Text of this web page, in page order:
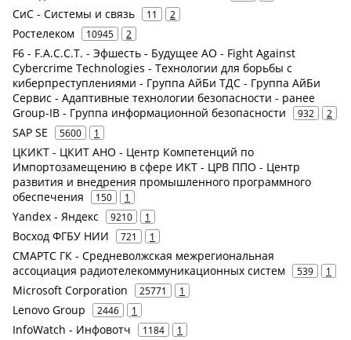
СиС - Системы и связь 11 2
Ростелеком 10945 2
F6 - F.A.С.С.T. - Эфшесть - Будущее АО - Fight Against
Cybercrime Technologies - Технологии для борьбы с
киберпреступлениями - Группа АйБи ТДС - Группа АйБи
Сервис - Адаптивные технологии безопасности - ранее
Group-IB - Группа информационной безопасности
932 2
SAP SE 5600 1
ЦКИКТ - ЦКИТ АНО - Центр Компетенций по
Импортозамещению в сфере ИКТ - ЦРВ ППО - Центр
развития и внедрения промышленного программного
обеспечения
150 1
Yandex - Яндекс 9210 1
Восход ФГБУ НИИ 721 1
СМАРТС ГК - Средневолжская межрегиональная
ассоциация радиотелекоммуникационных систем
539 1
Microsoft Corporation 25771 1
Lenovo Group 2446 1
InfoWatch - Инфовотч 1184 1